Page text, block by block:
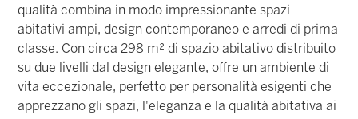
qualità combina in modo impressionante spazi
abitativi ampi, design contemporaneo e arredi di prima
classe. Con circa 298 m² di spazio abitativo distribuito
su due livelli dal design elegante, offre un ambiente di
vita eccezionale, perfetto per personalità esigenti che
apprezzano gli spazi, l'eleganza e la qualità abitativa ai